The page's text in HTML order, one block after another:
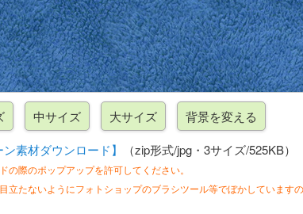
ン素材ダウンロード】 （zip形式/jpg・3サイズ/525KB）
の際のポップアップを許可してください。
立たないようにフォトショップのブラシツール等でぼかしていますの